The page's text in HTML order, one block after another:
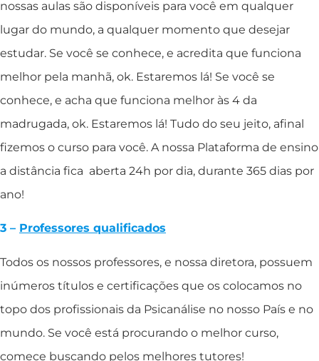
nossas aulas são disponíveis para você em qualquer
lugar do mundo, a qualquer momento que desejar
estudar. Se você se conhece, e acredita que funciona
melhor pela manhã, ok. Estaremos lá! Se você se
conhece, e acha que funciona melhor às 4 da
madrugada, ok. Estaremos lá! Tudo do seu jeito, afinal
fizemos o curso para você. A nossa Plataforma de ensino
a distância fica aberta 24h por dia, durante 365 dias por
ano!
3 – Professores qualificados
Todos os nossos professores, e nossa diretora, possuem
inúmeros títulos e certificações que os colocamos no
topo dos profissionais da Psicanálise no nosso País e no
mundo. Se você está procurando o melhor curso,
comece buscando pelos melhores tutores!